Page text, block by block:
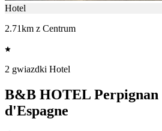
Hotel
2.71km z Centrum
2 gwiazdki Hotel
B&B HOTEL Perpignan
d'Espagne